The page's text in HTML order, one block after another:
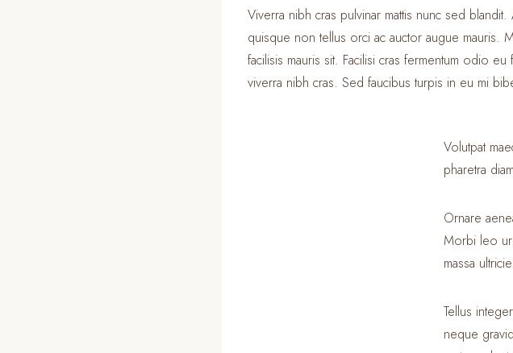
Viverra nibh cras pulvinar mattis nunc sed
quisque non tellus orci ac auctor augue mauris.
facilisis mauris sit. Facilisi cras fermentum odio
viverra nibh cras. Sed faucibus turpis in eu mi
Volutpat
pharetra
Ornare
Morbi leo
massa
Tellus
neque